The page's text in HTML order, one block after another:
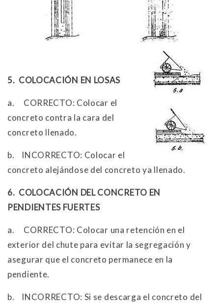
5. COLOCACIÓN EN LOSAS
a. CORRECTO: Colocar el
concreto contra la cara del
concreto llenado.
b. INCORRECTO: Colocar el
concreto alejándose del concreto ya llenado.
6. COLOCACIÓN DEL CONCRETO EN
PENDIENTES FUERTES
a. CORRECTO: Colocar una retención en el
exterior del chute para evitar la segregación y
asegurar que el concreto permanece en la
pendiente.
b. INCORRECTO: Si se descarga el concreto del